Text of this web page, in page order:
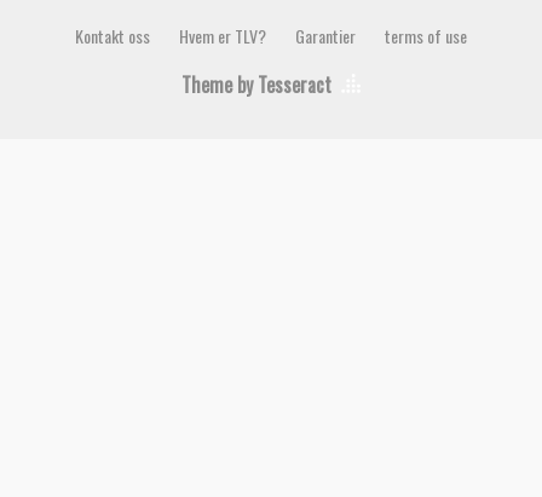
Kontakt oss Hvem er TLV? Garantier terms of use
Theme by Tesseract